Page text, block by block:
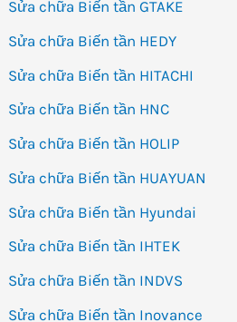
Sửa chữa Biến tần GTAKE
Sửa chữa Biến tần HEDY
Sửa chữa Biến tần HITACHI
Sửa chữa Biến tần HNC
Sửa chữa Biến tần HOLIP
Sửa chữa Biến tần HUAYUAN
Sửa chữa Biến tần Hyundai
Sửa chữa Biến tần IHTEK
Sửa chữa Biến tần INDVS
Sửa chữa Biến tần Inovance